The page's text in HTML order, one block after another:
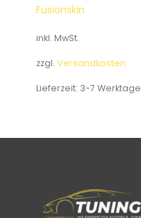
Fusionskin
inkl. MwSt.
zzgl. Versandkosten
Lieferzeit: 3-7 Werktage